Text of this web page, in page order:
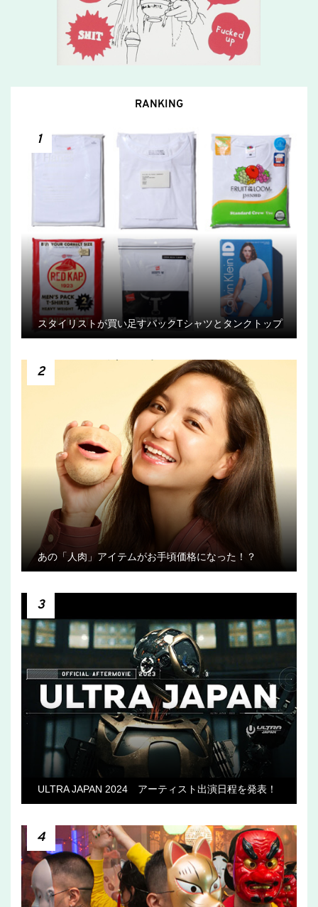
RANKING
1
スタイリストが買い足すパックTシャツとタンクトップ
2
あの「人肉」アイテムがお手頃価格になった！？
3
ULTRA JAPAN 2024 アーティスト出演日程を発表！
4